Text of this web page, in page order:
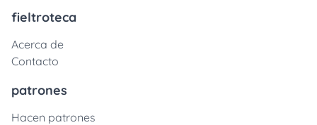
fieltroteca
Acerca de
Contacto
patrones
Hacen patrones